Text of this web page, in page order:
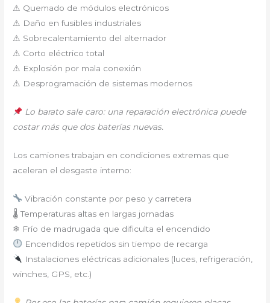
⚠ Quemado de módulos electrónicos
⚠ Daño en fusibles industriales
⚠ Sobrecalentamiento del alternador
⚠ Corto eléctrico total
⚠ Explosión por mala conexión
⚠ Desprogramación de sistemas modernos
Lo barato sale caro: una reparación electrónica puede
costar más que dos baterías nuevas.
Los camiones trabajan en condiciones extremas que
aceleran el desgaste interno:
Vibración constante por peso y carretera
🌡 Temperaturas altas en largas jornadas
❄ Frío de madrugada que dificulta el encendido
Encendidos repetidos sin tiempo de recarga
Instalaciones eléctricas adicionales (luces, refrigeración,
winches, GPS, etc.)